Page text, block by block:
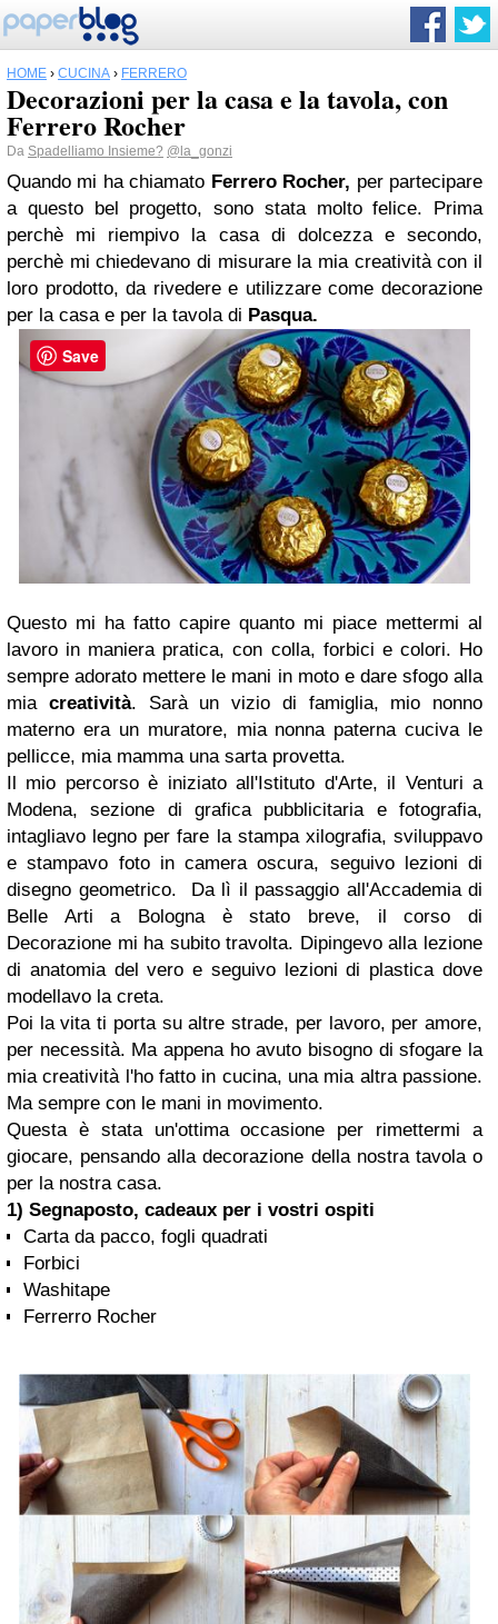
HOME › CUCINA › FERRERO
Decorazioni per la casa e la tavola, con
Ferrero Rocher
Da Spadelliamo Insieme? @la_gonzi
Quando mi ha chiamato FerreroRocher, per partecipare
a questo bel progetto, sono stata molto felice. Prima
perchè mi riempivo la casa di dolcezza e secondo,
perchè mi chiedevano di misurare la mia creatività con il
loro prodotto, da rivedere e utilizzare come decorazione
per la casa e per la tavola di Pasqua.
Questo mi ha fatto capire quanto mi piace mettermi al
lavoro in maniera pratica, con colla, forbici e colori. Ho
sempre adorato mettere le mani in moto e dare sfogo alla
mia creatività. Sarà un vizio di famiglia, mio nonno
materno era un muratore, mia nonna paterna cuciva le
pellicce, mia mamma una sarta provetta.
Il mio percorso è iniziato all'Istituto d'Arte, il Venturi a
Modena, sezione di grafica pubblicitaria e fotografia,
intagliavo legno per fare la stampa xilografia, sviluppavo
e stampavo foto in camera oscura, seguivo lezioni di
disegno geometrico. Da lì il passaggio all'Accademia di
Belle Arti a Bologna è stato breve, il corso di
Decorazione mi ha subito travolta. Dipingevo alla lezione
di anatomia del vero e seguivo lezioni di plastica dove
modellavo la creta.
Poi la vita ti porta su altre strade, per lavoro, per amore,
per necessità. Ma appena ho avuto bisogno di sfogare la
mia creatività l'ho fatto in cucina, una mia altra passione.
Ma sempre con le mani in movimento.
Questa è stata un'ottima occasione per rimettermi a
giocare, pensando alla decorazione della nostra tavola o
per la nostra casa.
1) Segnaposto, cadeaux per i vostri ospiti
Carta da pacco, fogli quadrati
Forbici
Washitape
Ferrerro Rocher
Save